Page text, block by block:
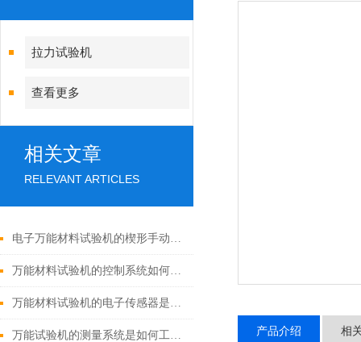
拉力试验机
查看更多
相关文章
RELEVANT ARTICLES
电子万能材料试验机的楔形手动拉伸夹具的保养方法
万能材料试验机的控制系统如何进行维护保养？
万能材料试验机的电子传感器是如何工作的？
万能试验机的测量系统是如何工作的？ 产品介绍 相